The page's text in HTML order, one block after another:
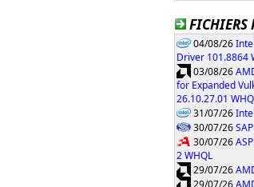
FICHIERS
04/08/26
Driver 101.8864
03/08/26
for Expanded
26.10.27.01
31/07/26
30/07/26
30/07/26
2 WHQL
29/07/26
29/07/26